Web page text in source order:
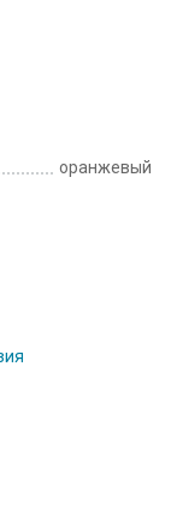
оранжевый